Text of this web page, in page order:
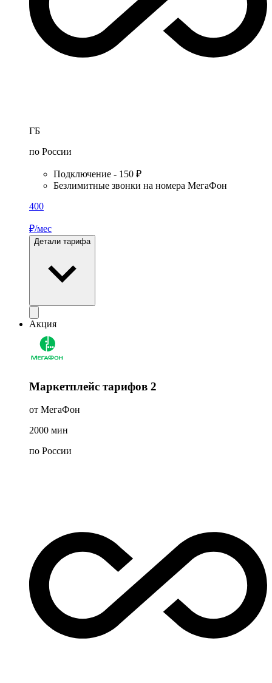
ГБ
по России
Подключение - 150 ₽
Безлимитные звонки на номера МегаФон
400
₽/мес
Детали тарифа
Акция
Маркетплейс тарифов 2
от МегаФон
2000 мин
по России